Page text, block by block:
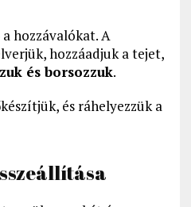
hozzávalókat. A
hozzáadjuk a tejet,
és borsozzuk.
és ráhelyezzük a